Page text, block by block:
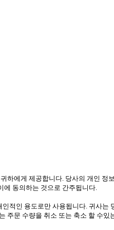
하에게 제공합니다. 당사의 개인
에 동의하는 것으로 간주됩니다.
적인 용도로만 사용됩니다. 귀사
주문 수량을 취소 또는 축소 할 수